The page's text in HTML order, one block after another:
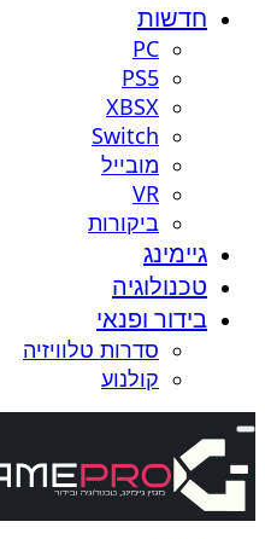
חדשות
PC
PS5
XBSX
Switch
מובייל
VR
ביקורות
גיימינג
טכנולוגיה
בידור ופנאי
סדרות טלוויזיה
קולנוע